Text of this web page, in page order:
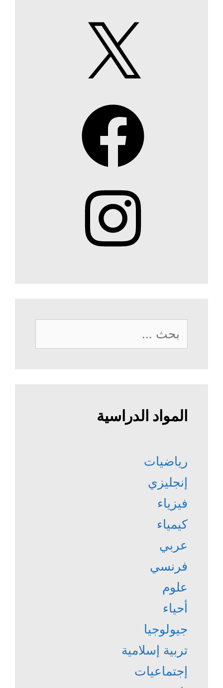
Facebook
Instagram
عن:
المواد الدراسية
رياضيات
إنجليزي
فيزياء
كيمياء
عربي
فرنسي
علوم
أحياء
جيولوجيا
تربية إسلامية
إجتماعيات